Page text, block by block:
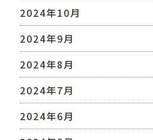
2024年10月
2024年9月
2024年8月
2024年7月
2024年6月